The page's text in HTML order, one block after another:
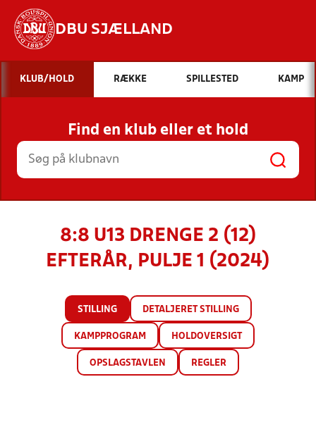
DBU SJÆLLAND
Hvad vil du søge efter?
INDHOLD OG NYHEDER
STILLINGER, RESULTATER, KLUBBER OG
HOLD
KLUB/HOLD RÆKKE SPILLESTED KAMP
Find en klub eller et hold
8:8 U13 DRENGE 2 (12)
EFTERÅR, PULJE 1 (2024)
STILLING DETALJERET STILLING
KAMPPROGRAM HOLDOVERSIGT
OPSLAGSTAVLEN REGLER